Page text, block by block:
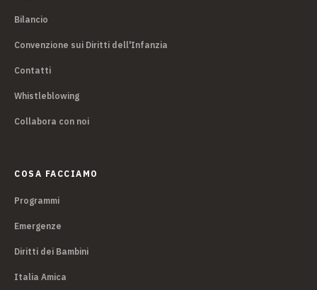
Bilancio
Convenzione sui Diritti dell'Infanzia
Contatti
Whistleblowing
Collabora con noi
COSA FACCIAMO
Programmi
Emergenze
Diritti dei Bambini
Italia Amica